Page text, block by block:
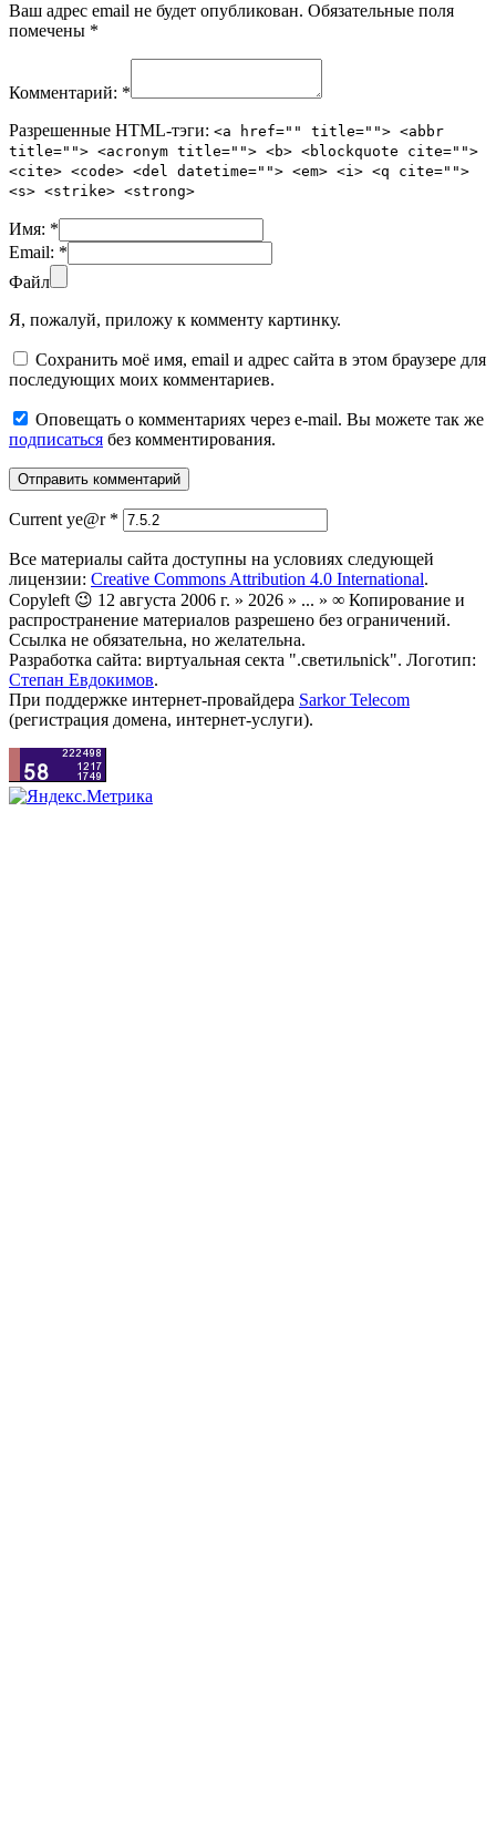
Ваш адрес email не будет опубликован. Обязательные поля
помечены *
Комментарий: *
Разрешенные HTML-тэги: <a href="" title=""> <abbr
title=""> <acronym title=""> <b> <blockquote cite="">
<cite> <code> <del datetime=""> <em> <i> <q cite="">
<s> <strike> <strong>
Имя: *
Email: *
Файл
Я, пожалуй, приложу к комменту картинку.
Сохранить моё имя, email и адрес сайта в этом браузере для
последующих моих комментариев.
Оповещать о комментариях через e-mail. Вы можете так же
подписаться без комментирования.
Current ye@r *
Все материалы сайта доступны на условиях следующей
лицензии: Creative Commons Attribution 4.0 International.
Copyleft 😉 12 августа 2006 г. » 2026 » ... » ∞ Копирование и
распространение материалов разрешено без ограничений.
Ссылка не обязательна, но желательна.
Разработка сайта: виртуальная секта ".светильnick". Логотип:
Степан Евдокимов.
При поддержке интернет-провайдера Sarkor Telecom
(регистрация домена, интернет-услуги).